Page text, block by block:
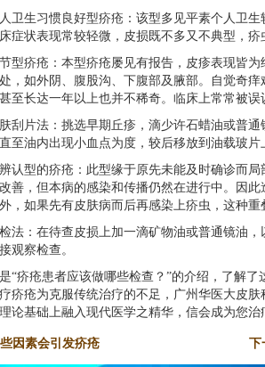
卫生习惯良好型疥疮：该型多见平素个人卫
症状表现常较轻微，皮损既不多又不典型，疥
型疥疮：本型疥疮屡见有报告，皮疹表现皆
，如外阴、腹股沟、下腹部及腋部。自觉奇
至长达一年以上也并不稀奇。临床上常常被误
刮片法：挑选早期丘疹，滴少许石蜡油或普
至油内出现小血点为度，较后移放到油载玻片
认型的疥疮：此型缘于原先未能及时确诊而
善，但本病的感染和传播仍然在进行中。因
，如果先有皮肤病而后再感染上疥虫，这种重
法：在待查皮损上加一滴矿物油或普通镜油
观察检查。
“疥疮患者应该做哪些检查？”的介绍，了解
疥疮为克服传统治疗的不足，广州华医大皮
论基础上融入现代医学之精华，信会成为您治
下
因素会引发疥疮